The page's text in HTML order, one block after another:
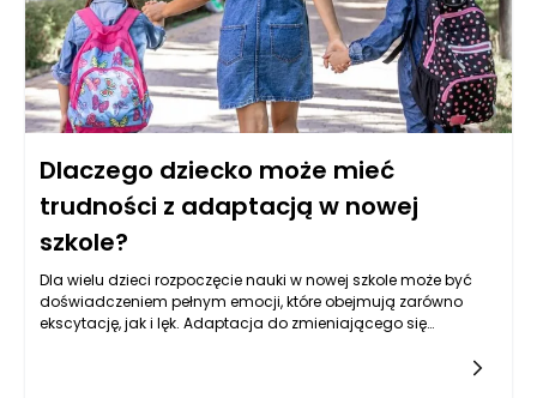
Dlaczego dziecko może mieć
trudności z adaptacją w nowej
szkole?
Dla wielu dzieci rozpoczęcie nauki w nowej szkole może być
doświadczeniem pełnym emocji, które obejmują zarówno
ekscytację, jak i lęk. Adaptacja do zmieniającego się
wyzwaniem, które może prowadzić do stresu, niepokoju oraz